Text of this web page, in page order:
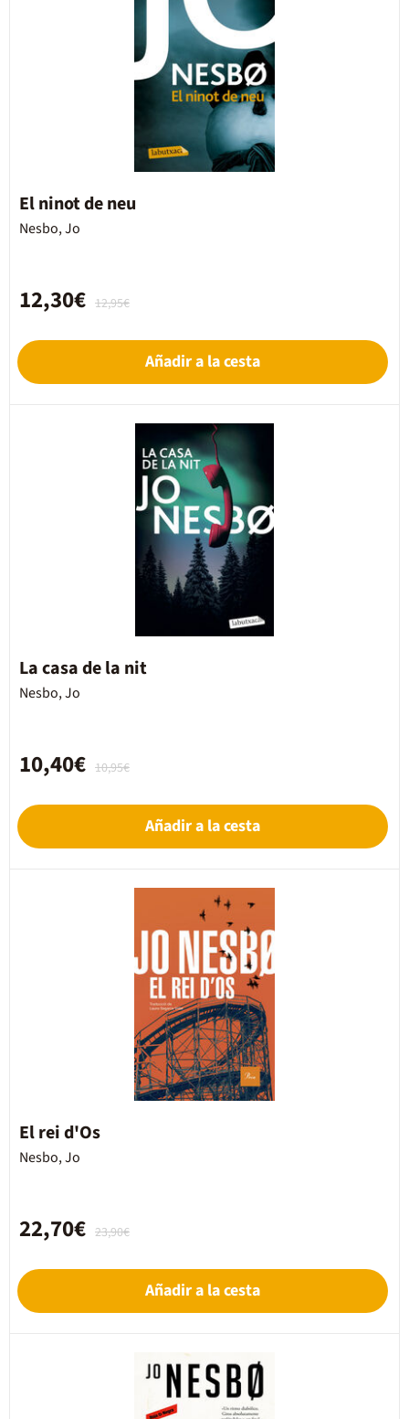
El ninot de neu
Nesbo, Jo
12,95€
12,30€
Añadir a la cesta
La casa de la nit
Nesbo, Jo
10,95€
10,40€
Añadir a la cesta
El rei d'Os
Nesbo, Jo
23,90€
22,70€
Añadir a la cesta